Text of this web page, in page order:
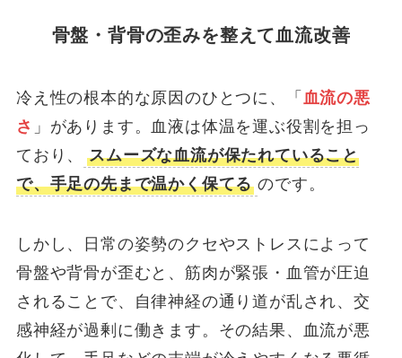
骨盤・背骨の歪みを整えて血流改善
冷え性の根本的な原因のひとつに、「 血流の悪
さ 」があります。血液は体温を運ぶ役割を担っ
ており、
スムーズな血流が保たれていること
で、手足の先まで温かく保てる のです。
しかし、日常の姿勢のクセやストレスによって
骨盤や背骨が歪むと、筋肉が緊張・血管が圧迫
されることで、自律神経の通り道が乱され、交
感神経が過剰に働きます。その結果、血流が悪